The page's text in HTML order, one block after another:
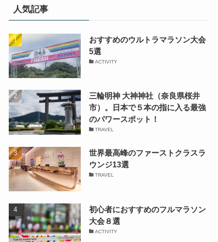
人気記事
おすすめのウルトラマラソン大会
5選
ACTIVITY
三輪明神 大神神社（奈良県桜井
市）。日本で５本の指に入る最強
のパワースポット！
TRAVEL
世界最高峰のファーストクラスラ
ウンジ13選
TRAVEL
初心者におすすめのフルマラソン
大会８選
ACTIVITY